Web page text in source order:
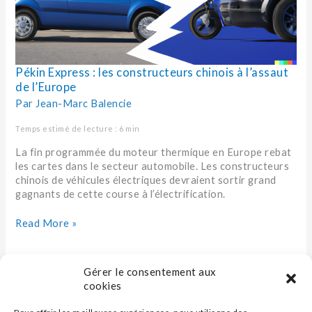
Gérer le consentement aux
cookies
Pékin Express : les constructeurs chinois à l’assaut
de l’Europe
Par Jean-Marc Balencie
Temps estimé de lecture : 6 min
La fin programmée du moteur thermique en Europe rebat
les cartes dans le secteur automobile. Les constructeurs
chinois de véhicules électriques devraient sortir grand
gagnants de cette course à l’électrification.
Read More »